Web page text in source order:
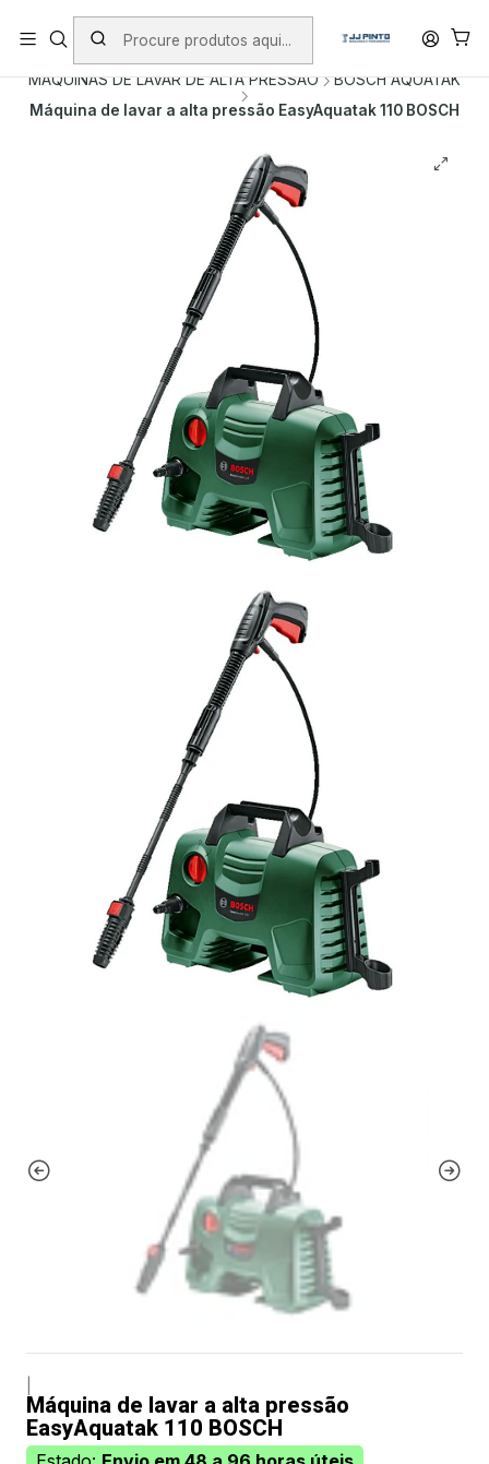
PORTES INCLUÍDOS EM ENCOMENDAS +75€ (excepto ilhas)
Início
PRODUTOS
MÁQUINAS DE LAVAR DE ALTA PRESSÃO
BOSCH AQUATAK
Máquina de lavar a alta pressão EasyAquatak 110 BOSCH
Máquina de lavar a alta pressão
EasyAquatak 110 BOSCH